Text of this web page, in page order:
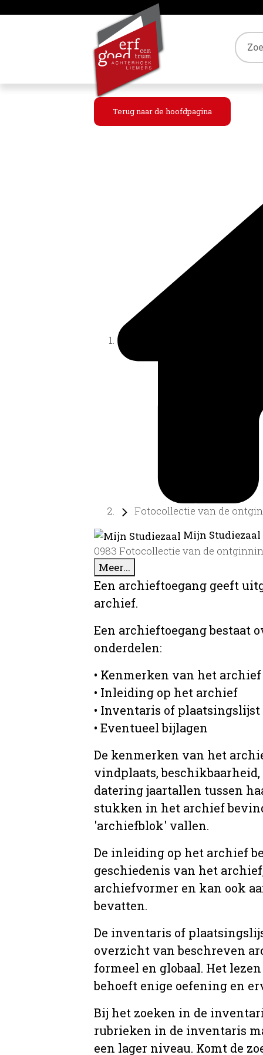
Terug naar de hoofdpagina
Fotocollectie van de
Mijn
0983 Fotocollectie van de
Meer...
Een archieftoegang geeft
archief.
Een archieftoegang bestaat
onderdelen:
• Kenmerken van het archief
• Inleiding op het archief
• Inventaris of plaatsingslijst
• Eventueel bijlagen
De kenmerken van het
vindplaats,
datering jaartallen tussen
stukken in het archief
'archiefblok' vallen.
De inleiding op het archief
geschiedenis van het
archiefvormer en kan ook
bevatten.
De inventaris of
overzicht van beschreven
formeel en globaal. Het
behoeft enige oefening en
Bij het zoeken in de
rubrieken in de inventaris
een lager niveau. Komt de